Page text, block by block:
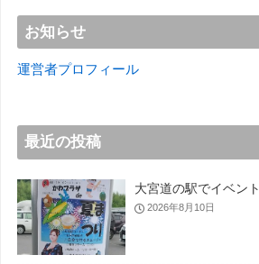
お知らせ
運営者プロフィール
最近の投稿
大宮道の駅でイベント
2026年8月10日